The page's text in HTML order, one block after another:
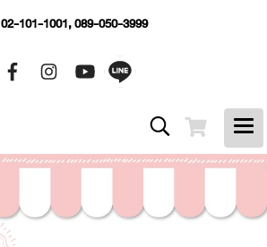
02-101-1001, 089-050-3999